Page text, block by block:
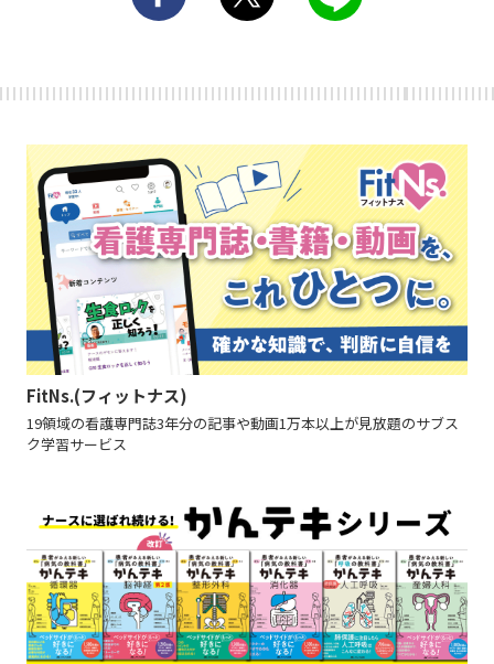
FitNs.(フィットナス)
19領域の看護専門誌3年分の記事や動画1万本以上が見放題のサブス
ク学習サービス